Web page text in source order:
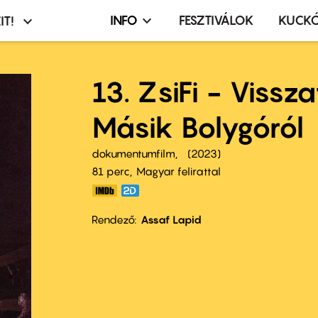
Infó,
terembérlés
menü
INFO FESZTIVÁLOK
13. ZsiFi -
Másik Bolygóról
dokumentumfilm
2023
81 perc,
Magyar felirattal
Rendező Assaf Lapid